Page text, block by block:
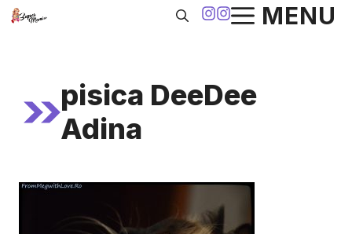
Sari
MENU
pisica DeeDee
Adina